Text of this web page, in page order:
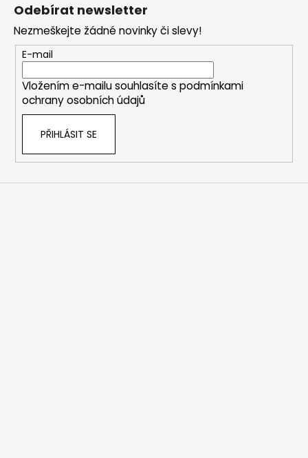
Odebírat newsletter
Nezmeškejte žádné novinky či slevy!
E-mail
Vložením e-mailu souhlasíte s podmínkami
ochrany osobních údajů
PŘIHLÁSIT SE